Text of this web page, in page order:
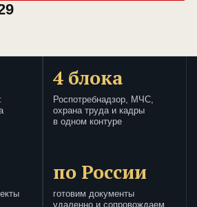
4 блока
Роспотребнадзор, МЧС,
охрана труда и кадры
в одном контуре
по России
готовим документы
удаленно и сопровождаем